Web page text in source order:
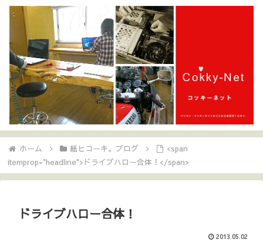
ホーム 紙ヒコーキ。ブログ
<span
itemprop="headline">ドライブハロー合体！</span>
ドライブハロー合体！
2013.05.02